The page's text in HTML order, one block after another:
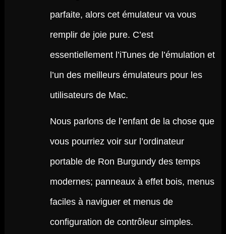
parfaite, alors cet émulateur va vous
remplir de joie pure. C’est
essentiellement l’iTunes de l’émulation et
l’un des meilleurs émulateurs pour les
utilisateurs de Mac.
Nous parlons de l’enfant de la chose que
vous pourriez voir sur l’ordinateur
portable de Ron Burgundy des temps
modernes; panneaux à effet bois, menus
faciles à naviguer et menus de
configuration de contrôleur simples.